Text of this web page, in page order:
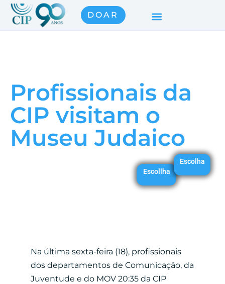
DOAR
Profissionais da
CIP visitam o
Museu Judaico
Escollha
Escolha
Na última sexta-feira (18), profissionais
dos departamentos de Comunicação, da
Juventude e do MOV 20:35 da CIP